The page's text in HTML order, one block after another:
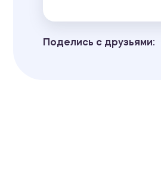
Поделись с друзьями: